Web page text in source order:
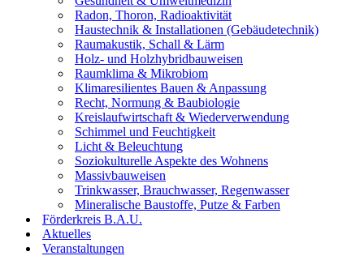
Radon, Thoron, Radioaktivität
Haustechnik & Installationen (Gebäudetechnik)
Raumakustik, Schall & Lärm
Holz- und Holzhybridbauweisen
Raumklima & Mikrobiom
Klimaresilientes Bauen & Anpassung
Recht, Normung & Baubiologie
Kreislaufwirtschaft & Wiederverwendung
Schimmel und Feuchtigkeit
Licht & Beleuchtung
Soziokulturelle Aspekte des Wohnens
Massivbauweisen
Trinkwasser, Brauchwasser, Regenwasser
Mineralische Baustoffe, Putze & Farben
Förderkreis B.A.U.
Aktuelles
Veranstaltungen